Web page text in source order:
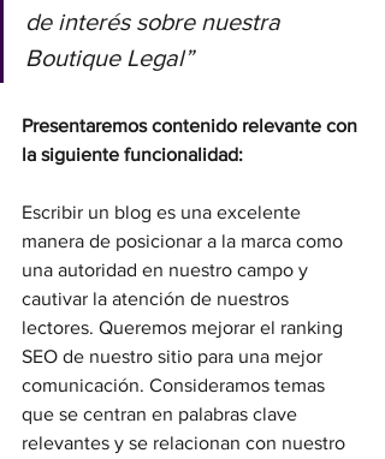
de interés sobre nuestra
Boutique Legal”
Presentaremos contenido relevante con
la siguiente funcionalidad:
Escribir un blog es una excelente
manera de posicionar a la marca como
una autoridad en nuestro campo y
cautivar la atención de nuestros
lectores. Queremos mejorar el ranking
SEO de nuestro sitio para una mejor
comunicación. Consideramos temas
que se centran en palabras clave
relevantes y se relacionan con nuestro